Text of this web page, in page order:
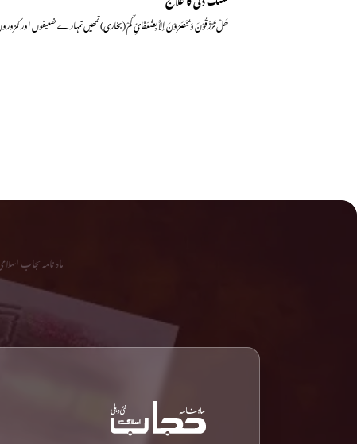
ھَلْ تُرْزَقُوْنَ وَ تُنْصَرُوْنَ اِلاَّ بِضُعَفَائِ کُمْ (بخاری) تمھیں تمہارے ضعیفوں اور
ماہ نامہ حجاب